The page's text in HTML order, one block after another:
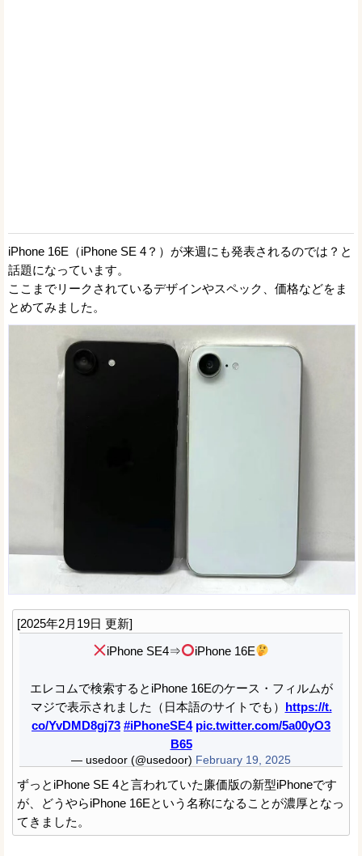
iPhone 16E（iPhone SE 4？）が来週にも発表されるのでは？と
話題になっています。
ここまでリークされているデザインやスペック、価格などをま
とめてみました。
[2025年2月19日 更新]
iPhone SE4⇒
iPhone 16E
エレコムで検索するとiPhone 16Eのケース・フィルムが
マジで表示されました（日本語のサイトでも） https://t.
co/YvDMD8gj73 #iPhoneSE4 pic.twitter.com/5a00yO3
B65
— usedoor (@usedoor) February 19, 2025
ずっとiPhone SE 4と言われていた廉価版の新型iPhoneです
が、どうやらiPhone 16Eという名称になることが濃厚となっ
てきました。